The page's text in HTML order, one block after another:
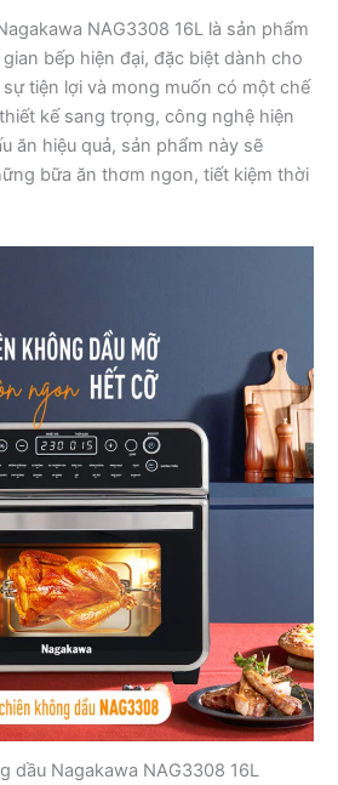
NAG3308 16L là sản phẩm
bếp hiện đại, đặc biệt dành cho
tiện lợi và mong muốn có một chế
kế sang trọng, công nghệ hiện
ăn hiệu quả, sản phẩm này sẽ
bữa ăn thơm ngon, tiết kiệm thời
dầu Nagakawa NAG3308 16L